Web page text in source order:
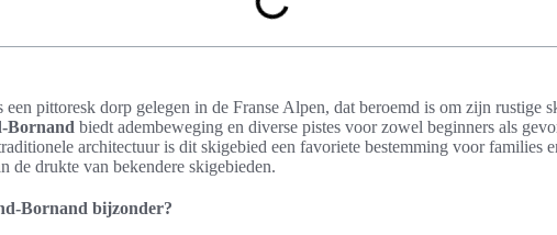
pittoresk dorp gelegen in de Franse Alpen, dat beroemd is om zijn rustige
Bornand biedt adembeweging en diverse pistes voor zowel beginners als
architectuur is dit skigebied een favoriete bestemming voor families
de drukte van bekendere skigebieden.
Bornand bijzonder?